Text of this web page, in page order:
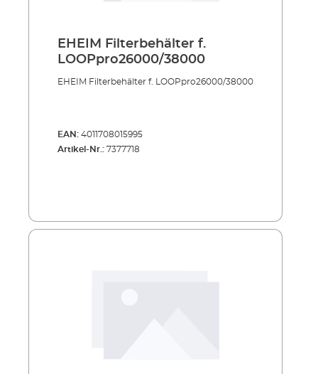
EHEIM Filterbehälter f.
LOOPpro26000/38000
EHEIM Filterbehälter f. LOOPpro26000/38000
EAN: 4011708015995
Artikel-Nr.: 7377718